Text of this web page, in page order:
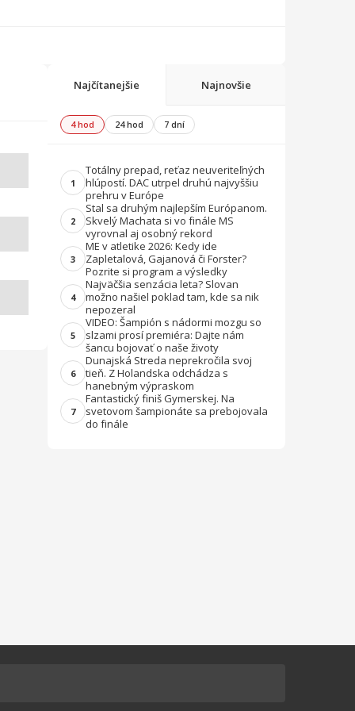
Najčítanejšie Najnovšie
4 hod 24 hod 7 dní
1
Totálny prepad, reťaz neuveriteľných
hlúpostí. DAC utrpel druhú najvyššiu
prehru v Európe
2
Stal sa druhým najlepším Európanom.
Skvelý Machata si vo finále MS
vyrovnal aj osobný rekord
3
ME v atletike 2026: Kedy ide
Zapletalová, Gajanová či Forster?
Pozrite si program a výsledky
4
Najväčšia senzácia leta? Slovan
možno našiel poklad tam, kde sa nik
nepozeral
5
VIDEO: Šampión s nádormi mozgu so
slzami prosí premiéra: Dajte nám
šancu bojovať o naše životy
6
Dunajská Streda neprekročila svoj
tieň. Z Holandska odchádza s
hanebným výpraskom
7
Fantastický finiš Gymerskej. Na
svetovom šampionáte sa prebojovala
do finále